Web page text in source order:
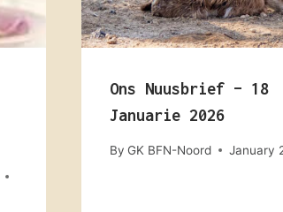
Ons Nuusbrief – 18
Januarie 2026
By GK BFN-Noord January